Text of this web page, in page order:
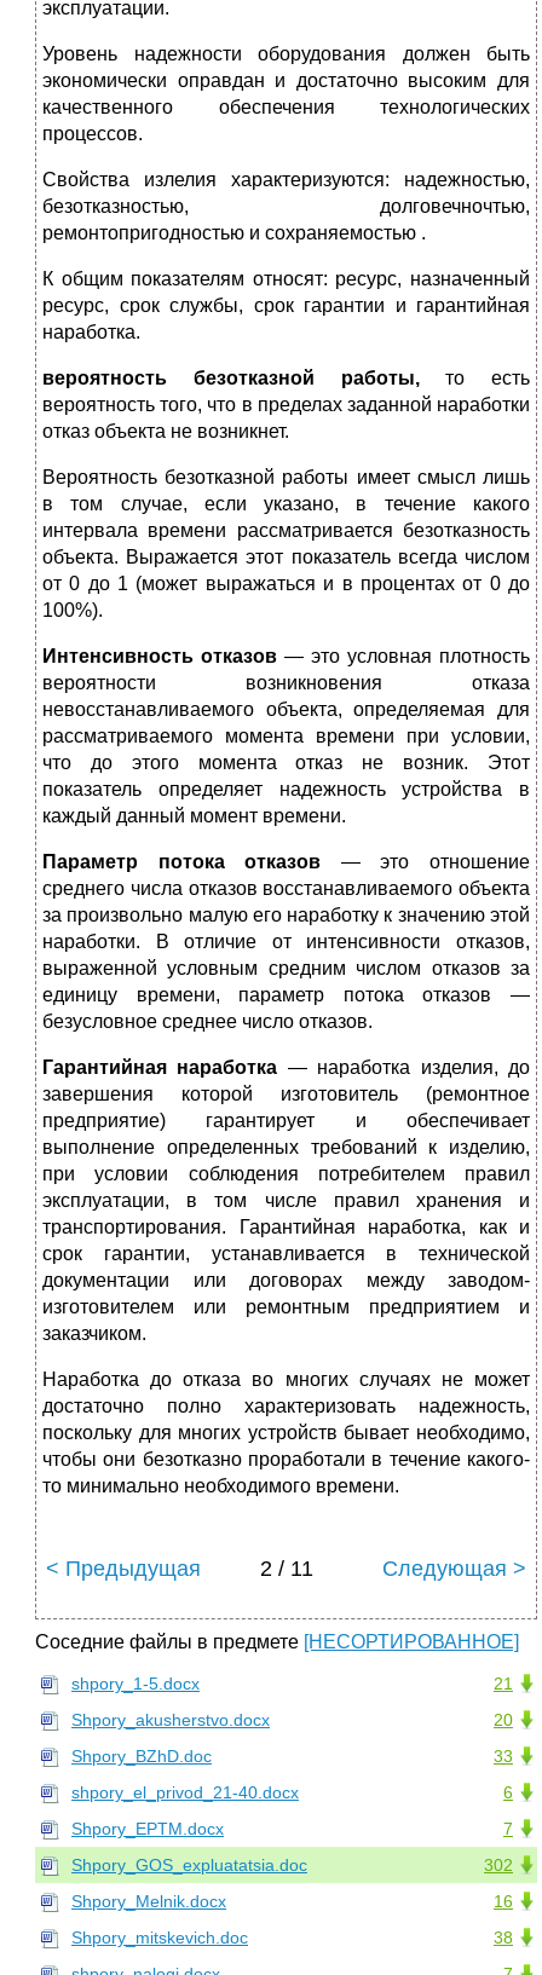
эксплуатации.
Уровень надежности оборудования должен быть
экономически оправдан и достаточно высоким для
качественного обеспечения технологических
процессов.
Свойства излелия характеризуются: надежностью,
безотказностью, долговечночтью,
ремонтопригодностью и сохраняемостью .
К общим показателям относят: ресурс, назначенный
ресурс, срок службы, срок гарантии и гарантийная
наработка.
вероятность безотказной работы,то есть
вероятность того, что в пределах заданной нара­ботки
отказ объекта не возникнет.
Вероятность безотказной работы имеет смысл лишь
в том случае, если указано, в течение какого
интервала времени рассматривается безотказность
объекта. Выражается этот показатель всегда числом
от 0 до 1 (может выражаться и в процентах от 0 до
100%).
Интенсивность отказов — это условная плотность
вероятности возникновения отказа
невосстанавливаемого объек­та, определяемая для
рассматриваемого момента времени при условии,
что до этого момента отказ не возник. Этот
показатель определяет надежность устройства в
каждый данный момент времени.
Параметр потока отказов — это отношение
среднего числа отказов восстанавливаемого объекта
за произвольно малую его наработку к значению этой
наработки. В отличие от интенсивности отказов,
выраженной условным средним числом отказов за
единицу времени, параметр потока отка­зов —
безусловное среднее число отказов.
Гарантийная наработка — наработка изделия, до
завер­шения которой изготовитель (ремонтное
предприятие) гаран­тирует и обеспечивает
выполнение определенных требований к изделию,
при условии соблюдения потребителем правил
эксплуатации, в том числе правил хранения и
транспорти­рования. Гарантийная наработка, как и
срок гарантии, устанавливается в технической
документации или догово­рах между заводом-
изготовителем или ремонтным предприятием и
заказчиком.
Наработка до отказа во многих случаях не может
достаточно полно характеризовать надежность,
поскольку для многих устройств бывает необходимо,
чтобы они безотказно проработали в течение какого-
то минимально не­обходимого времени.
< Предыдущая 2 / 11 Следующая >
Соседние файлы в предмете [НЕСОРТИРОВАННОЕ]
21
shpory_1-5.docx
20
Shpory_akusherstvo.docx
33
Shpory_BZhD.doc
6
shpory_el_privod_21-40.docx
7
Shpory_EPTM.docx
302
Shpory_GOS_expluatatsia.doc
16
Shpory_Melnik.docx
38
Shpory_mitskevich.doc